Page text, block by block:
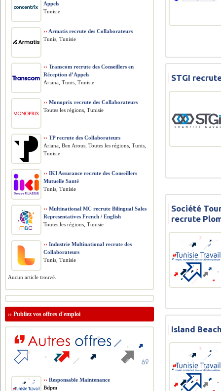
STGI
Société
recrute
Island
Appels
Tunisie
›› Armatis recrute des Collaborateurs
Tunis, Tunisie
›› Transcom recrute des Conseillers en
Réception d’Appels
Ariana, Tunis, Tunisie
›› Monoprix recrute des Collaborateurs
Toutes les régions, Tunisie
›› TP recrute des Collaborateurs
Ariana, Ben Arous, Toutes les régions, Tunis,
Tunisie
›› IKI Assurance recrute des Conseillers
Mutuelle Santé
Tunis, Tunisie
›› Multinational MC recrute Bilingual Sales
Representatives French / English
Toutes les régions, Tunisie
›› Industrie Multinational recrute des
Collaborateurs
Tunis, Tunisie
Aucun article trouvé.
››Publiez vos offres d'emploi
›› Responsable Maintenance
Bdpm